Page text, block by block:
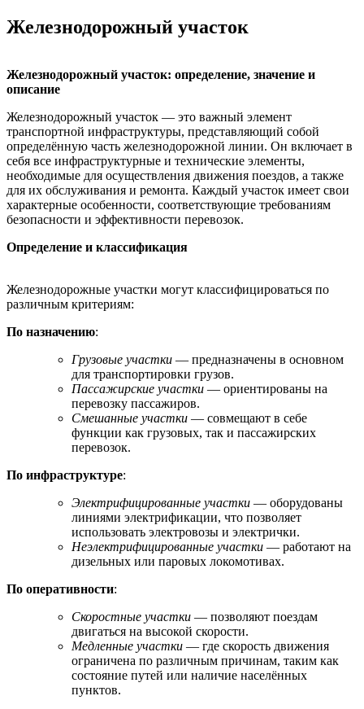
Железнодорожный участок
Железнодорожный участок: определение, значение и
описание
Железнодорожный участок — это важный элемент
транспортной инфраструктуры, представляющий собой
определённую часть железнодорожной линии. Он включает в
себя все инфраструктурные и технические элементы,
необходимые для осуществления движения поездов, а также
для их обслуживания и ремонта. Каждый участок имеет свои
характерные особенности, соответствующие требованиям
безопасности и эффективности перевозок.
Определение и классификация
Железнодорожные участки могут классифицироваться по
различным критериям:
По назначению:
Грузовые участки — предназначены в основном
для транспортировки грузов.
Пассажирские участки — ориентированы на
перевозку пассажиров.
Смешанные участки — совмещают в себе
функции как грузовых, так и пассажирских
перевозок.
По инфраструктуре:
Электрифицированные участки — оборудованы
линиями электрификации, что позволяет
использовать электровозы и электрички.
Неэлектрифицированные участки — работают на
дизельных или паровых локомотивах.
По оперативности:
Скоростные участки — позволяют поездам
двигаться на высокой скорости.
Медленные участки — где скорость движения
ограничена по различным причинам, таким как
состояние путей или наличие населённых
пунктов.